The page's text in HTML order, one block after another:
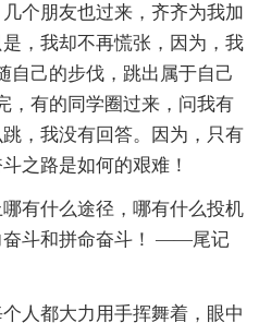
个朋友也过来，齐齐为我加
，我却不再慌张，因为，我
自己的步伐，跳出属于自己
，有的同学圈过来，问我有
，我没有回答。因为，只有
之路是如何的艰难！
有什么途径，哪有什么投机
奋斗和拼命奋斗！ ——尾记
人都大力用手挥舞着，眼中